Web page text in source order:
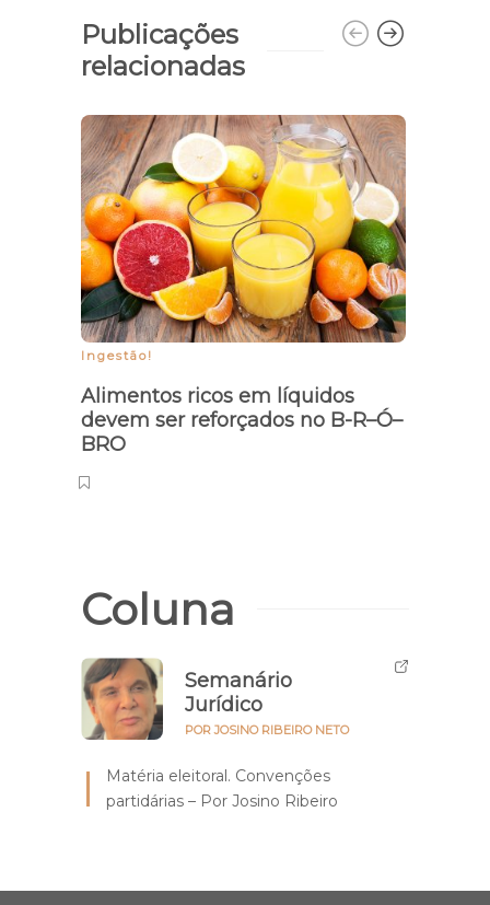
Publicações
relacionadas
Ingestão!
Alimentos ricos em líquidos
devem ser reforçados no B-R–Ó–
BRO
Coluna
Semanário
Jurídico
POR JOSINO RIBEIRO NETO
Matéria eleitoral. Convenções
partidárias – Por Josino Ribeiro